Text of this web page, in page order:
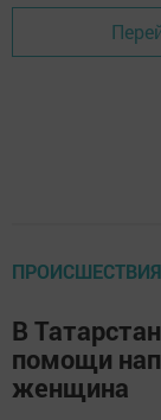
ПРОИСШЕСТВИЯ
В
помощи
женщина